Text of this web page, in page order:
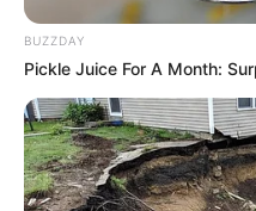
Fonte:Elo7
BUZZDAY
Pickle Juice For A Month: